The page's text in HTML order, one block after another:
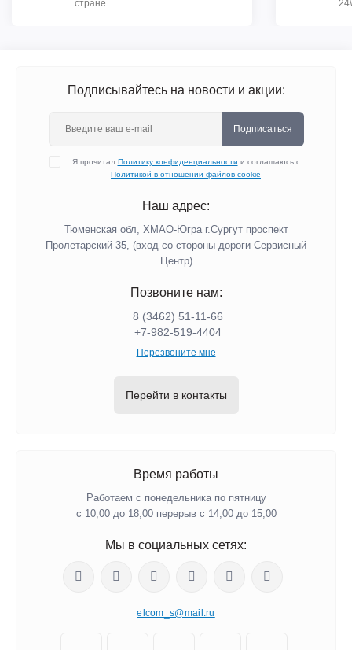
стране
Подписывайтесь на новости и акции:
Подписаться
Я прочитал Политику конфиденциальности и соглашаюсь с
Политикой в отношении файлов cookie
Наш адрес:
Тюменская обл, ХМАО-Югра г.Сургут проспект
Пролетарский 35, (вход со стороны дороги Сервисный
Центр)
Позвоните нам:
8 (3462) 51-11-66
+7-982-519-4404
Перезвоните мне
Перейти в контакты
Время работы
Работаем с понедельника по пятницу
с 10,00 до 18,00 перерыв с 14,00 до 15,00
Мы в социальных сетях:
elcom_s@mail.ru